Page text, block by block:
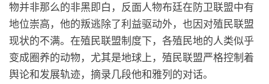
物并非那么的非黑即白，反面人物布廷在防卫联盟中有
地位崇高，他的叛逃除了利益驱动外，也因对殖民联盟
现状的不满。在殖民联盟制度下，各殖民地的人类似乎
变成圈养的动物，尤其是地球上，殖民联盟严格控制着
舆论和发展轨迹，摘录几段他和雅列的对话。